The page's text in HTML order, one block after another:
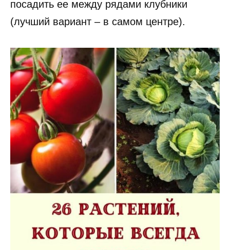
посадить ее между рядами клубники
(лучший вариант – в самом центре).